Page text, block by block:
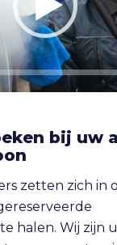
bij uw
zetten zich in
halen. Wij zijn